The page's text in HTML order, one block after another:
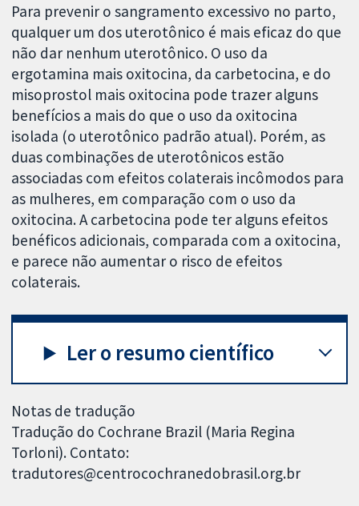
Para prevenir o sangramento excessivo no parto,
qualquer um dos uterotônico é mais eficaz do que
não dar nenhum uterotônico. O uso da
ergotamina mais oxitocina, da carbetocina, e do
misoprostol mais oxitocina pode trazer alguns
benefícios a mais do que o uso da oxitocina
isolada (o uterotônico padrão atual). Porém, as
duas combinações de uterotônicos estão
associadas com efeitos colaterais incômodos para
as mulheres, em comparação com o uso da
oxitocina. A carbetocina pode ter alguns efeitos
benéficos adicionais, comparada com a oxitocina,
e parece não aumentar o risco de efeitos
colaterais.
Ler o resumo científico
Notas de tradução
Tradução do Cochrane Brazil (Maria Regina
Torloni). Contato:
tradutores@centrocochranedobrasil.org.br